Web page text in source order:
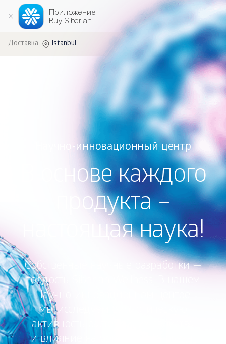
Приложение
Buy Siberian
Установить
Доставка: Istanbul RU
Научно-инновационный центр
В основе каждого
продукта –
настоящая наука!
Собственные научные разработки —
гордость Siberian Wellness. В нашем
Научно-инновационном центре
мы исследуем биологическую
активность растений, их свойства
и влияние на организм человека.